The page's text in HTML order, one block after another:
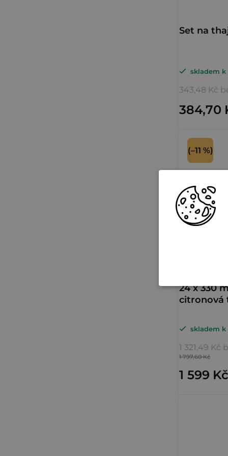
Set na
skladem k
343,48 Kč
384,70
24 x 330
citronová
skladem k
1 321,49 Kč
1 599 Kč
1 797,60 Kč
(–11 %)